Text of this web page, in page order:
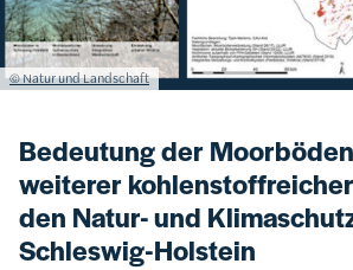
Lizenzinformationen einschließlich Urheberrecht
© Natur und Landschaft
Bedeutung der
weiterer
den Natur- und
Schleswig-Holstein